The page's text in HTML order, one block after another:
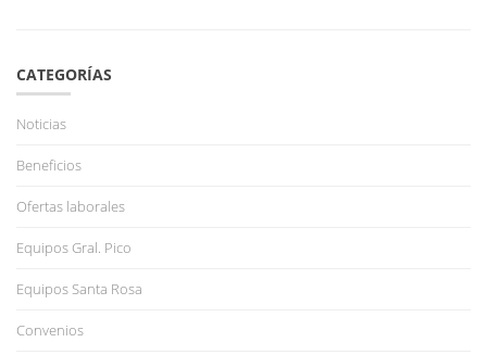
CATEGORÍAS
Noticias
Beneficios
Ofertas laborales
Equipos Gral. Pico
Equipos Santa Rosa
Convenios